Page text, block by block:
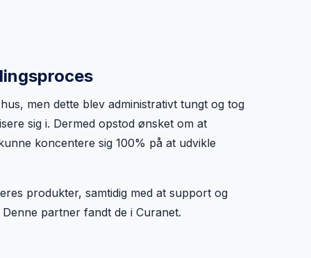
men dette blev administrativt tungt og tog
sig i. Dermed opstod ønsket om at
koncentere sig 100% på at udvikle
produkter, samtidig med at support og
partner fandt de i Curanet.